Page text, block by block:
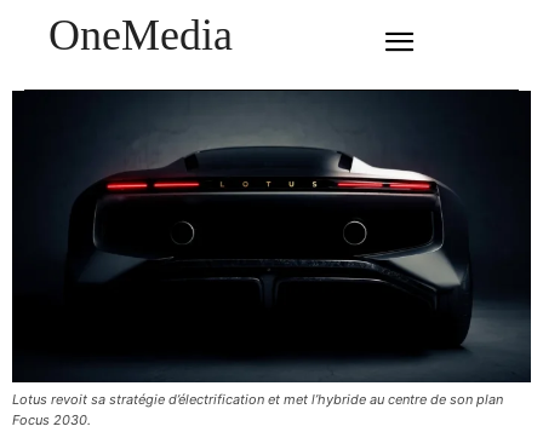
OneMedia
Lotus revoit sa stratégie d’électrification et met l’hybride au centre de son plan
Focus 2030.